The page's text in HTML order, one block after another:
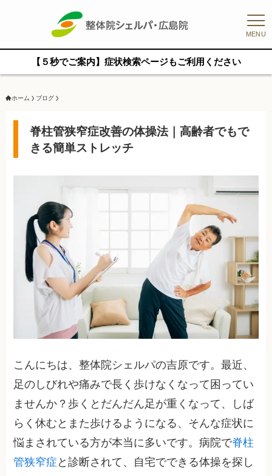
MENU
【５秒でご案内】症状検索ページもご利用ください
ホーム ブログ
脊柱管狭窄症改善の体操法｜高齢者でもで
きる簡単ストレッチ
こんにちは、整体院シェルパの吉原です。最近、
足のしびれや痛みで長く歩けなくなって困ってい
ませんか？歩くとだんだん足が重くなって、しば
らく休むとまた歩けるようになる、そんな症状に
悩まされている方が本当に多いです。病院で脊柱
管狭窄症 と診断されて、自宅でできる体操を探し